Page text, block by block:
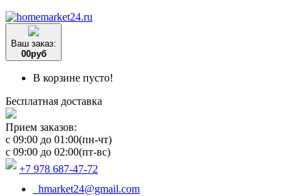
Ваш заказ:
00руб
В корзине пусто!
Бесплатная доставка
Прием заказов:
c 09:00 до 01:00(пн-чт)
c 09:00 до 02:00(пт-вс)
+7 978 687-47-72
hmarket24@gmail.com